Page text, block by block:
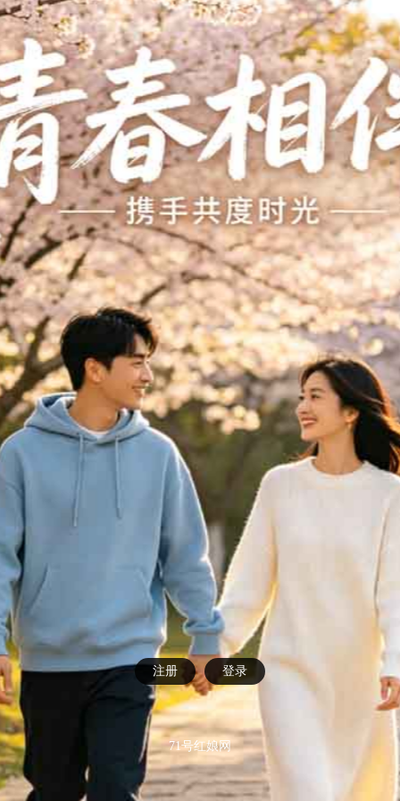
注册 登录
71号红娘网